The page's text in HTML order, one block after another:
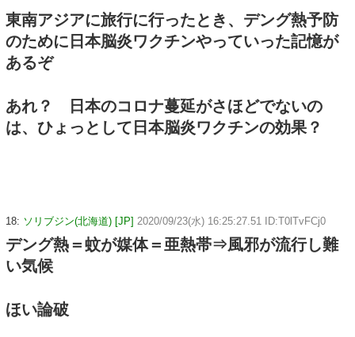
東南アジアに旅行に行ったとき、デング熱予防
のために日本脳炎ワクチンやっていった記憶が
あるぞ
あれ？ 日本のコロナ蔓延がさほどでないの
は、ひょっとして日本脳炎ワクチンの効果？
18: ソリブジン(北海道) [JP] 2020/09/23(水) 16:25:27.51 ID:T0lTvFCj0
デング熱＝蚊が媒体＝亜熱帯⇒風邪が流行し難
い気候
ほい論破